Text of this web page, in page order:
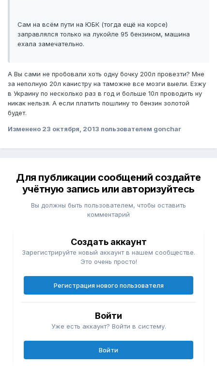
Сам на всём пути на ЮБК (тогда ещё на корсе)
заправлялся только на лукойле 95 бензином, машина
ехала замечательно.
А Вы сами не пробовали хоть одну бочку 200л провезти? Мне
за неполную 20л канистру на таможне все мозги выели. Езжу
в Украину по несколько раз в год и больше 10л проводить ну
никак нельзя. А если платить пошлину то бензин золотой
будет.
Изменено 23 октября, 2013 пользователем gonchar
Для публикации сообщений создайте
учётную запись или авторизуйтесь
Вы должны быть пользователем, чтобы оставить
комментарий
Создать аккаунт
Зарегистрируйте новый аккаунт в нашем сообществе.
Это очень просто!
Регистрация нового пользователя
Войти
Уже есть аккаунт? Войти в систему.
Войти